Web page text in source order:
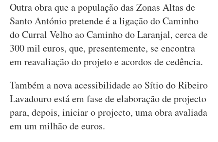
Outra obra que a população das Zonas Altas de
Santo António pretende é a ligação do Caminho
do Curral Velho ao Caminho do Laranjal, cerca de
300 mil euros, que, presentemente, se encontra
em reavaliação do projeto e acordos de cedência.
Também a nova acessibilidade ao Sítio do Ribeiro
Lavadouro está em fase de elaboração de projecto
para, depois, iniciar o projecto, uma obra avaliada
em um milhão de euros.